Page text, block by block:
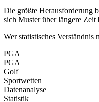
Die größte Herausforderung
sich Muster über längere
Wer statistisches
PGA
PGA
Golf
Sportwetten
Datenanalyse
Statistik